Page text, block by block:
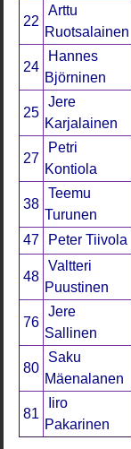
22
Arttu
Ruotsalainen
24
Hannes
Björninen
25
Jere
Karjalainen
27
Petri
Kontiola
38
Teemu
Turunen
47 Peter Tiivola
48
Valtteri
Puustinen
76
Jere
Sallinen
80
Saku
Mäenalanen
81
Iiro
Pakarinen